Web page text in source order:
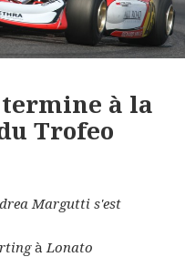
à la
Trofeo
Margutti s'est
à Lonato